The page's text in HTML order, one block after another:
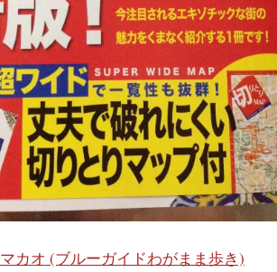
マカオ (ブルーガイドわがまま歩き)